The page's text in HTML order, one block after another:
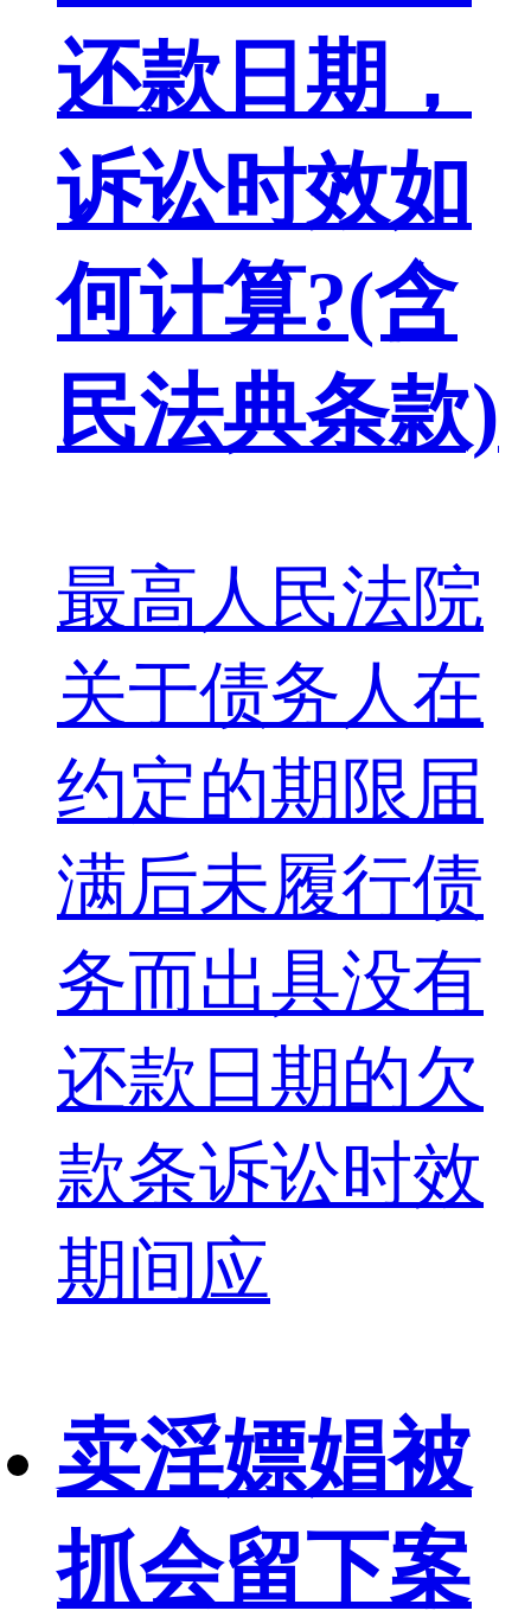
还款日期，
诉讼时效如
何计算?(含
民法典条款)
最高人民法院
关于债务人在
约定的期限届
满后未履行债
务而出具没有
还款日期的欠
款条诉讼时效
期间应
卖淫嫖娼被
抓会留下案